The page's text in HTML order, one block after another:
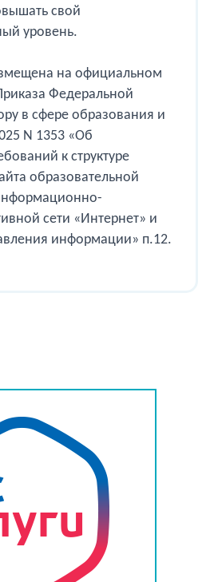
свой
уровень.
на официальном
Федеральной
в сфере образования и
N 1353 «Об
к структуре
образовательной
сети «Интернет» и
информации» п.12.